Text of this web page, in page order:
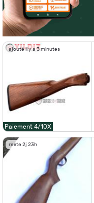
ajouté il y a 3 minutes
Paiement 4/10X
reste 2j 23h